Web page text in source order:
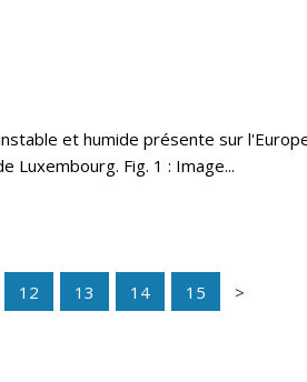
et humide présente sur
Fig. 1 : Image...
12 13 14 15